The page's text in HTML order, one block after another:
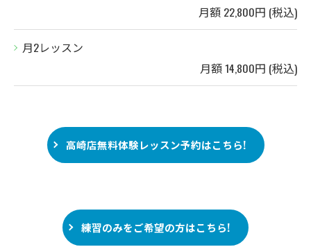
月額 22,800円 (税込)
月2レッスン
月額 14,800円 (税込)
高崎店無料体験レッスン予約はこちら!
練習のみをご希望の方はこちら!